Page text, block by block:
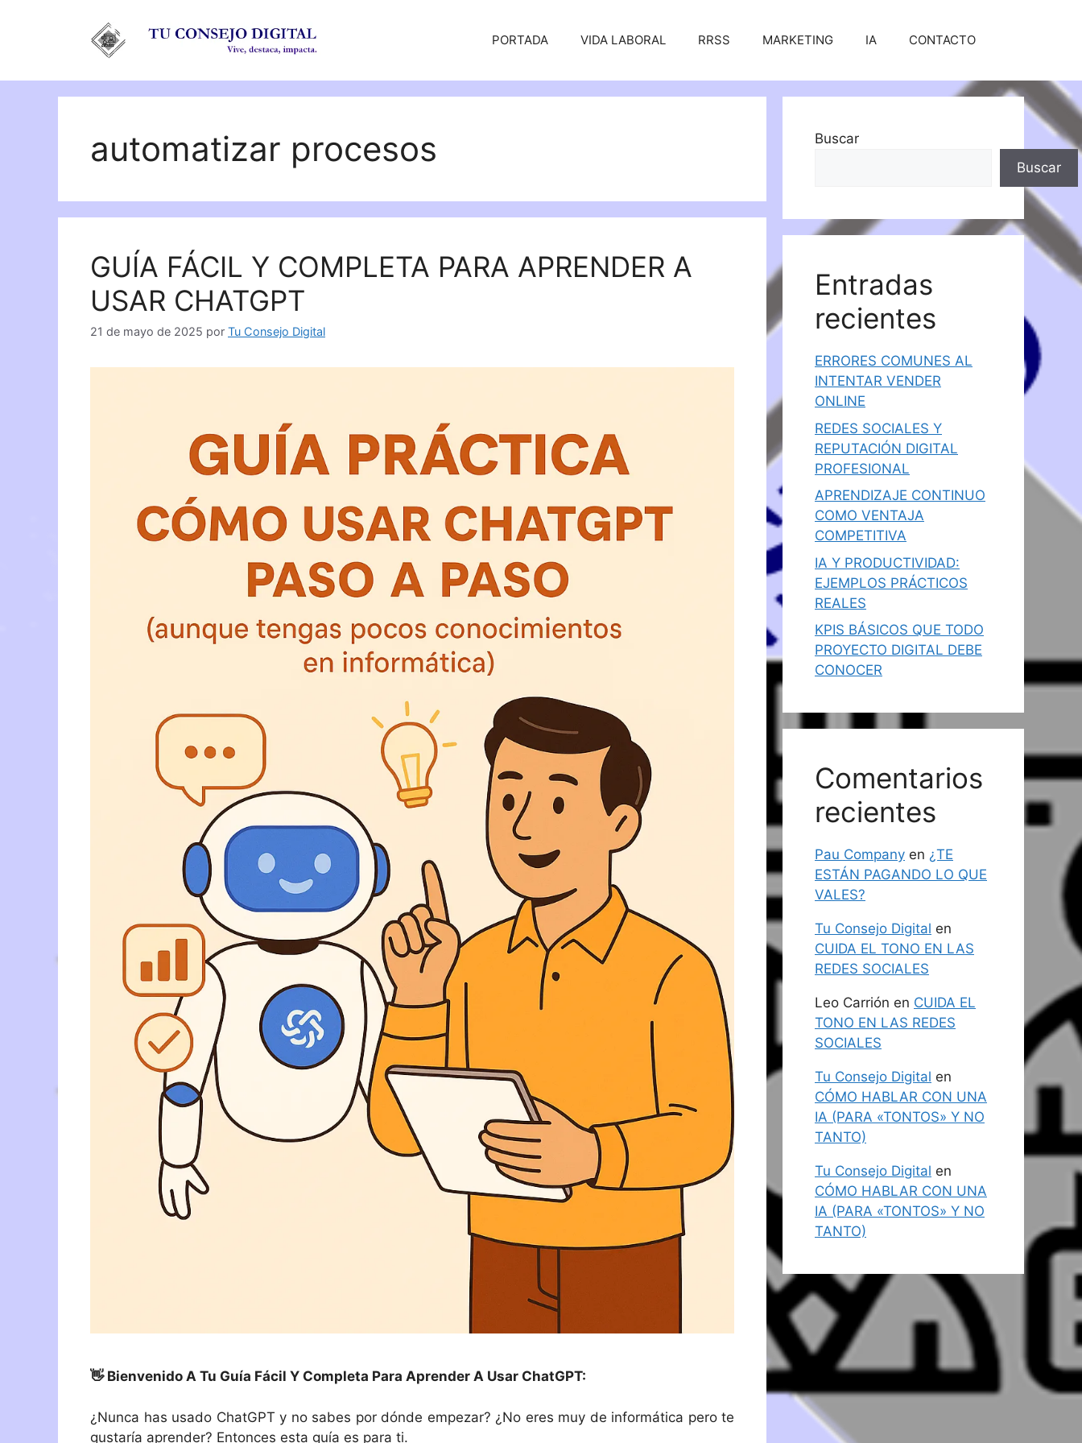
PORTADA VIDA LABORAL RRSS MARKETING IA CONTACTO
automatizar procesos
GUÍA FÁCIL Y COMPLETA PARA APRENDER A
USAR CHATGPT
21 de mayo de 2025 por Tu Consejo Digital
👋 Bienvenido A Tu Guía Fácil Y Completa Para Aprender A Usar ChatGPT:
¿Nunca has usado ChatGPT y no sabes por dónde empezar? ¿No eres muy de informática pero te
gustaría aprender? Entonces esta guía es para ti.
Buscar
Buscar
Entradas
recientes
ERRORES COMUNES AL
INTENTAR VENDER
ONLINE
REDES SOCIALES Y
REPUTACIÓN DIGITAL
PROFESIONAL
APRENDIZAJE CONTINUO
COMO VENTAJA
COMPETITIVA
IA Y PRODUCTIVIDAD:
EJEMPLOS PRÁCTICOS
REALES
KPIS BÁSICOS QUE TODO
PROYECTO DIGITAL DEBE
CONOCER
Comentarios
recientes
Pau Company en ¿TE
ESTÁN PAGANDO LO QUE
VALES?
Tu Consejo Digital en
CUIDA EL TONO EN LAS
REDES SOCIALES
Leo Carrión en CUIDA EL
TONO EN LAS REDES
SOCIALES
Tu Consejo Digital en
CÓMO HABLAR CON UNA
IA (PARA «TONTOS» Y NO
TANTO)
Tu Consejo Digital en
CÓMO HABLAR CON UNA
IA (PARA «TONTOS» Y NO
TANTO)